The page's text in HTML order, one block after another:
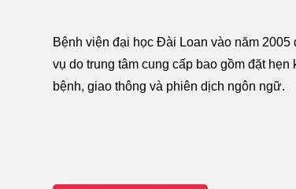
Bệnh viện đại học Đài Loan vào năm
vụ do trung tâm cung cấp bao gồm đặt
bệnh, giao thông và phiên dịch ngôn ngữ.